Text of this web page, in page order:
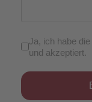
Ja, ich habe
und akzeptiert.